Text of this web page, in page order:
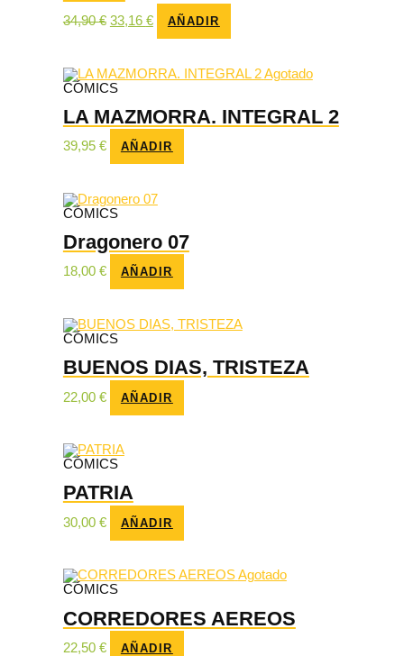
34,90€ El
34,90 €.
33,16 €El
33,16 €.
AÑADIR
Agotado
CÓMICS
LA MAZMORRA. INTEGRAL 2
39,95 € AÑADIR
CÓMICS
Dragonero 07
18,00 € AÑADIR
CÓMICS
BUENOS DIAS, TRISTEZA
22,00 € AÑADIR
CÓMICS
PATRIA
30,00 € AÑADIR
Agotado
CÓMICS
CORREDORES AEREOS
22,50 € AÑADIR